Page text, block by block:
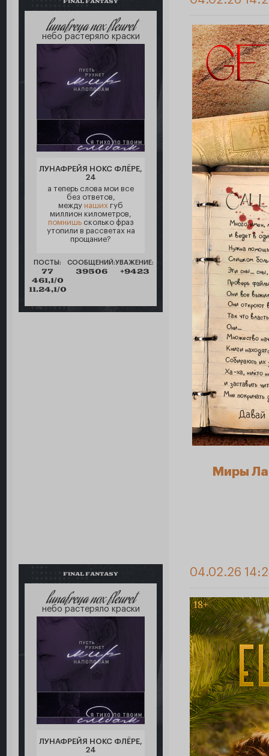
FINAL FANTASY
lunafreya nox fleuret
небо растеряло краски
ЛУНАФРЕЙЯ НОКС ФЛЁРЕ,
24
а теперь слова мои все
без ответов,
между наших губ
миллион километров,
помнишьсколько фраз
утопили в рассветах на
прощание?
ПОСТЫ:
77
461,1/0
11.24,1/0
СООБЩЕНИЙ:
39506
УВАЖЕНИЕ:
+9423
Миры
FINAL FANTASY
lunafreya nox fleuret
небо растеряло краски
ЛУНАФРЕЙЯ НОКС ФЛЁРЕ,
24
04.02.26